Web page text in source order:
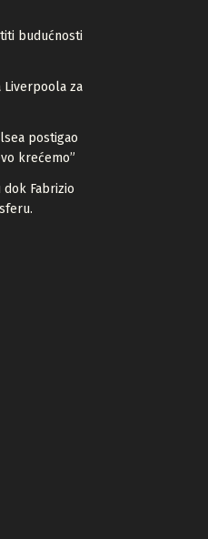
budućnosti
Liverpoola za
postigao
krećemo”
Fabrizio